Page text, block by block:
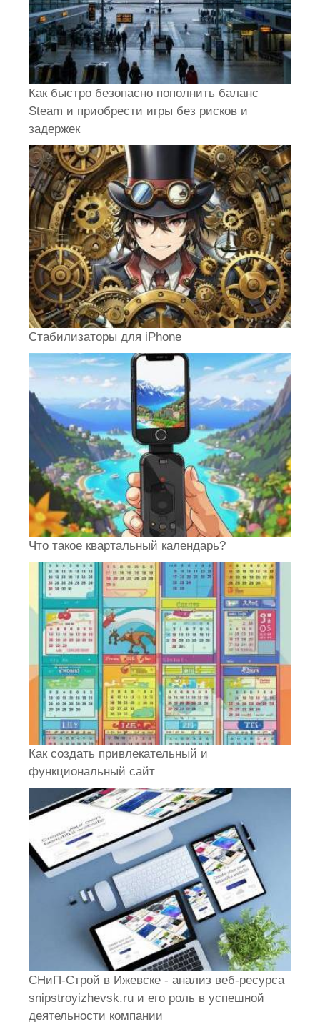
Как быстро безопасно пополнить баланс
Steam и приобрести игры без рисков и
задержек
Стабилизаторы для iPhone
Что такое квартальный календарь?
Как создать привлекательный и
функциональный сайт
СНиП-Строй в Ижевске - анализ веб-ресурса
snipstroyizhevsk.ru и его роль в успешной
деятельности компании